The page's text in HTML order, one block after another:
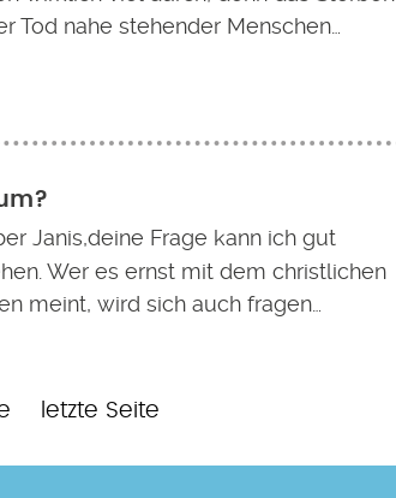
Tod nahe stehender Menschen…
Janis,deine Frage kann ich gut
Wer es ernst mit dem christlichen
meint, wird sich auch fragen…
Letzte
letzte Seite